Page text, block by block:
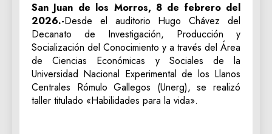
San Juan de los Morros, 8 de febrero del
2026.-Desde el auditorio Hugo Chávez del
Decanato de Investigación, Producción y
Socialización del Conocimiento y a través del Área
de Ciencias Económicas y Sociales de la
Universidad Nacional Experimental de los Llanos
Centrales Rómulo Gallegos (Unerg), se realizó
taller titulado «Habilidades para la vida».